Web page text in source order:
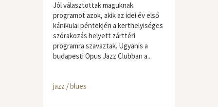
Jól választottak maguknak
programot azok, akik az idei év első
kánikulai péntekjén a kerthelyiséges
szórakozás helyett zárttéri
programra szavaztak. Ugyanis a
budapesti Opus Jazz Clubban a...
jazz / blues